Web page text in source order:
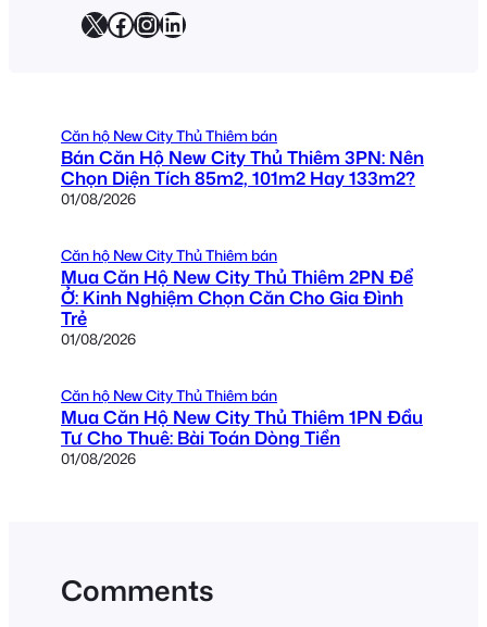
X Facebook
Instagram
LinkedIn
Căn hộ New City Thủ Thiêm bán
Bán Căn Hộ New City Thủ Thiêm 3PN: Nên
Chọn Diện Tích 85m2, 101m2 Hay 133m2?
01/08/2026
Căn hộ New City Thủ Thiêm bán
Mua Căn Hộ New City Thủ Thiêm 2PN Để
Ở: Kinh Nghiệm Chọn Căn Cho Gia Đình
Trẻ
01/08/2026
Căn hộ New City Thủ Thiêm bán
Mua Căn Hộ New City Thủ Thiêm 1PN Đầu
Tư Cho Thuê: Bài Toán Dòng Tiền
01/08/2026
Comments